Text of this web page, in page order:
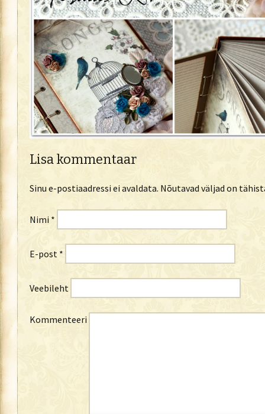
Lisa kommentaar
Sinu e-postiaadressi ei avaldata. Nõutavad väljad on
Nimi *
E-post *
Veebileht
Kommenteeri